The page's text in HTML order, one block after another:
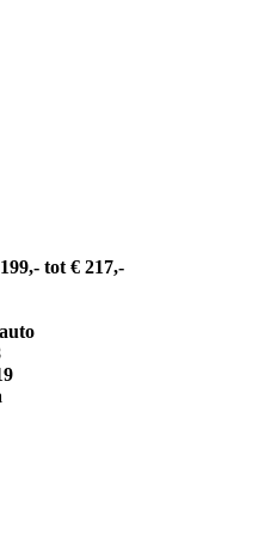
tot € 217,-